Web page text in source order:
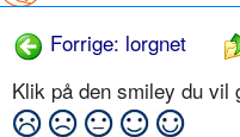
Forrige: lorgnet
Klik på den smiley du vil